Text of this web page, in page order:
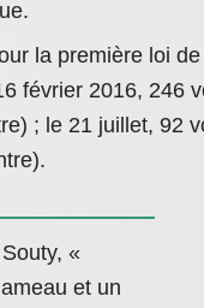
la première loi
février 2016, 246
; le 21 juillet, 92
«
et un